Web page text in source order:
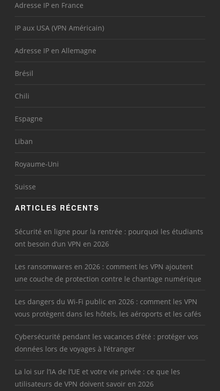
Adresse IP en France
IP aux USA (VPN Américain)
Adresse IP en Allemagne
Brésil
Chili
Espagne
Liban
Royaume-Uni
Suisse
ARTICLES RÉCENTS
Sécurité en ligne pour la rentrée : pourquoi les étudiants
ont besoin d’un VPN en 2026
Les ransomwares en 2026 : comment les VPN ajoutent
une couche de protection contre le chantage numérique
Les dangers du Wi-Fi public en 2026 : comment les VPN
vous protègent dans les hôtels, les aéroports et les cafés
Cybersécurité pendant les vacances d’été : protéger vos
données lors de voyages à l’étranger
La loi sur l’IA de l’UE et votre vie privée : ce que les
utilisateurs de VPN doivent savoir en 2026